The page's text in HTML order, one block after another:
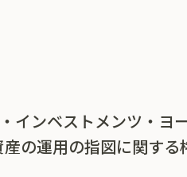
インベストメンツ・ヨ
の運用の指図に関する